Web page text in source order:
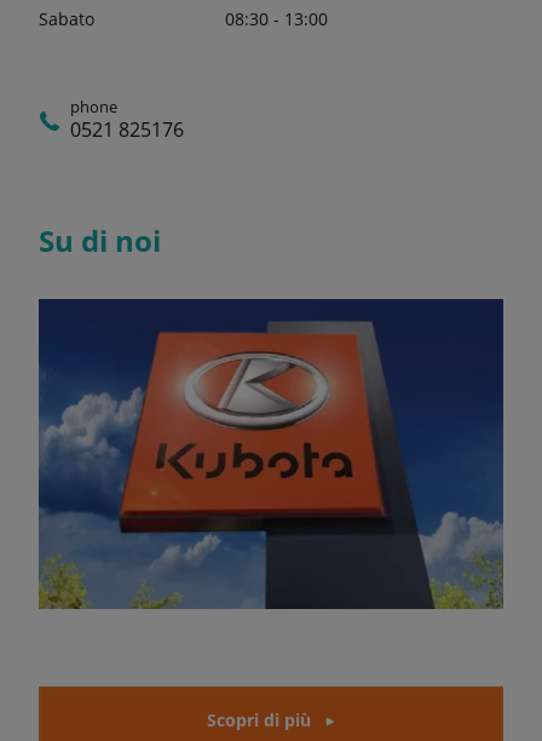
Sabato
08:30 - 13:00
phone
0521 825176
Su di noi
Scopri di più